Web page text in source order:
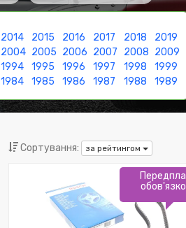
2014 2015 2016 2017 2018
2019
2004 2005 2006 2007 2008 2009
1994 1995 1996 1997 1998
1999
1984 1985 1986 1987 1988 1989
Сортування: за рейтингом